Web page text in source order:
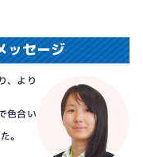
ッセージ
、より
色合い
。